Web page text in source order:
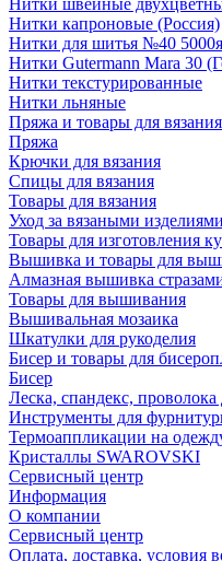
Нитки швейные
Нитки капроновые (Россия)
Нитки для шитья №40
Нитки Gutermann Mara 30
Нитки текстурированные
Нитки льняные
Пряжа и товары для вязания
Пряжа
Крючки для вязания
Спицы для вязания
Товары для вязания
Уход за вязаными изделиями
Товары для изготовления
Вышивка и товары для
Алмазная вышивка
Товары для вышивания
Вышивальная мозаика
Шкатулки для рукоделия
Бисер и товары для
Бисер
Леска, спандекс, проволока
Инструменты для
Термоаппликации на
Кристаллы SWAROVSKI
Сервисный центр
Информация
О компании
Сервисный центр
Оплата, доставка, условия